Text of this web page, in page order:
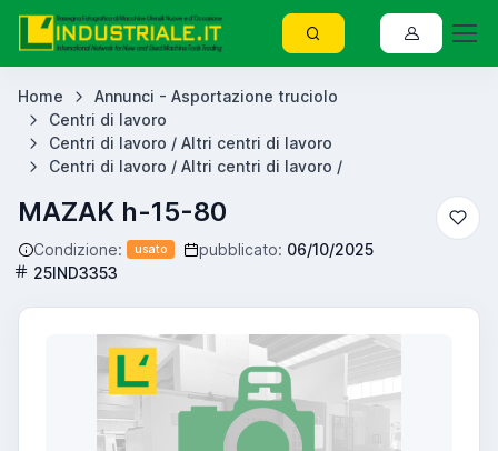
Home
Annunci - Asportazione truciolo
Centri di lavoro
Centri di lavoro / Altri centri di lavoro
Centri di lavoro / Altri centri di lavoro /
MAZAK h-15-80
Condizione: usato pubblicato: 06/10/2025
25IND3353